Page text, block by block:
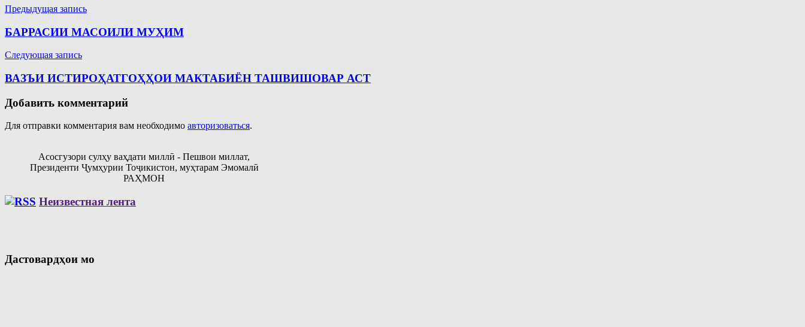
Навигация
по
Предыдущая запись
БАРРАСИИ МАСОИЛИ МУҲИМ
Следующая запись
ВАЗЪИ ИСТИРОҲАТГОҲҲОИ МАКТАБИЁН ТАШВИШОВАР АСТ
Добавить комментарий
Для отправки комментария вам необходимо авторизоваться.
Асосгузори сулҳу ваҳдати миллӣ - Пешвои миллат,
Президенти Ҷумҳурии Тоҷикистон, муҳтарам Эмомалӣ
РАҲМОН
Неизвестная лента
Дастовардҳои мо